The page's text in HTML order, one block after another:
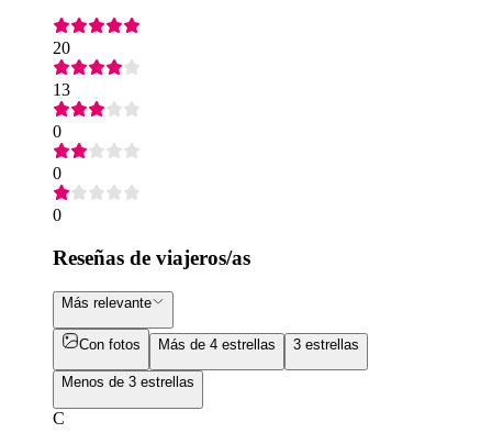
20
13
0
0
0
Reseñas de viajeros/as
Más relevante
Con fotos Más de 4 estrellas 3 estrellas
Menos de 3 estrellas
C